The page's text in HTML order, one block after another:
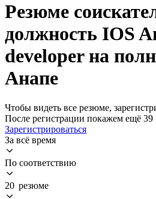
Резюме
должность IOS
developer на
Анапе
Чтобы видеть все резюме,
После регистрации покажем ещё 39
Зарегистрироваться
За всё время
По соответствию
20 резюме